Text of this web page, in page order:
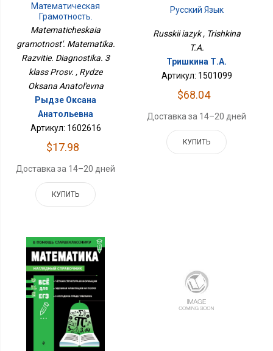
Математическая
Грамотность.
Математика. Развитие.
Просв.
Matematicheskaia
gramotnost'. Matematika.
Razvitie. Diagnostika. 3
klass Prosv. , Rydze
Oksana Anatol'evna
Рыдзе Оксана
Анатольевна
Артикул: 1602616
$17.98
Доставка за 14–20 дней
КУПИТЬ
Русский Язык
Russkii iazyk , Trishkina
T.A.
Тришкина Т.А.
Артикул: 1501099
$68.04
Доставка за 14–20 дней
КУПИТЬ